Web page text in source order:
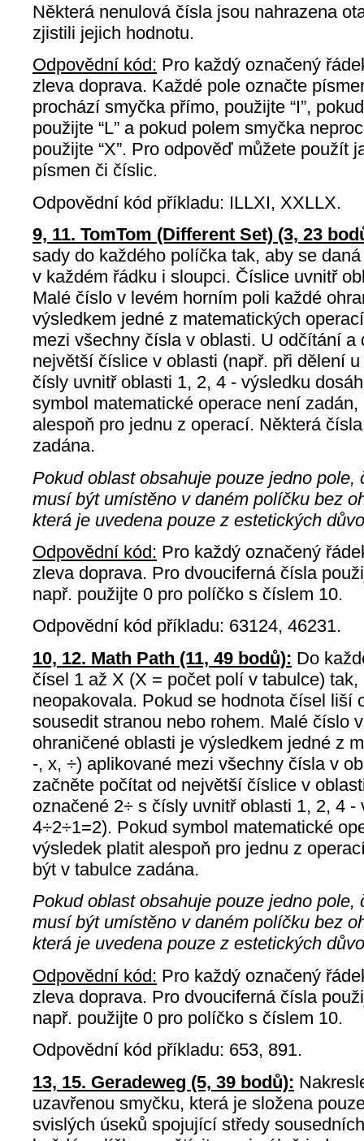
Některá nenulová čísla jsou nahrazena
zjistili jejich hodnotu.
Odpovědní kód: Pro každý označený
zleva doprava. Každé pole označte
prochází smyčka přímo, použijte “I”,
použijte “L” a pokud polem smyčka
použijte “X”. Pro odpověď můžete použít
písmen či číslic.
Odpovědní kód příkladu: ILLXI, XXLLX.
9, 11. TomTom (Different Set) (3, 23
sady do každého políčka tak, aby se
v každém řádku i sloupci. Číslice uvnitř
Malé číslo v levém horním poli každé
výsledkem jedné z matematických
mezi všechny čísla v oblasti. U odčítání a
největší číslice v oblasti (např. při dělení
čísly uvnitř oblasti 1, 2, 4 - výsledku
symbol matematické operace není
alespoň pro jednu z operací. Některá
zadána.
Pokud oblast obsahuje pouze jedno
musí být umístěno v daném políčku bez
která je uvedena pouze z estetických
Odpovědní kód: Pro každý označený
zleva doprava. Pro dvouciferná čísla
např. použijte 0 pro políčko s číslem 10.
Odpovědní kód příkladu: 63124, 46231.
10, 12. Math Path (11, 49 bodů): Do
čísel 1 až X (X = počet polí v tabulce)
neopakovala. Pokud se hodnota čísel liší
sousedit stranou nebo rohem. Malé číslo
ohraničené oblasti je výsledkem jedné z
-, x, ÷) aplikované mezi všechny čísla v
začněte počítat od největší číslice v
označené 2÷ s čísly uvnitř oblasti 1, 2, 4 -
4÷2÷1=2). Pokud symbol matematické
výsledek platit alespoň pro jednu z
být v tabulce zadána.
Pokud oblast obsahuje pouze jedno
musí být umístěno v daném políčku bez
která je uvedena pouze z estetických
Odpovědní kód: Pro každý označený
zleva doprava. Pro dvouciferná čísla
např. použijte 0 pro políčko s číslem 10.
Odpovědní kód příkladu: 653, 891.
13, 15. Geradeweg (5, 39 bodů):
uzavřenou smyčku, která je složena
svislých úseků spojující středy